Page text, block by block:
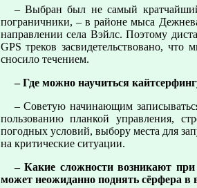
– Выбран был не самый
пограничники, – в районе мыса
направлении села Вэйлс. Поэтому
GPS треков засвидетельствовано,
сносило течением.
– Где можно научиться
– Советую начинающим
пользованию планкой управления,
погодных условий, выбору места для
на критические ситуации.
– Какие сложности возникают
может неожиданно поднять сёрфера в